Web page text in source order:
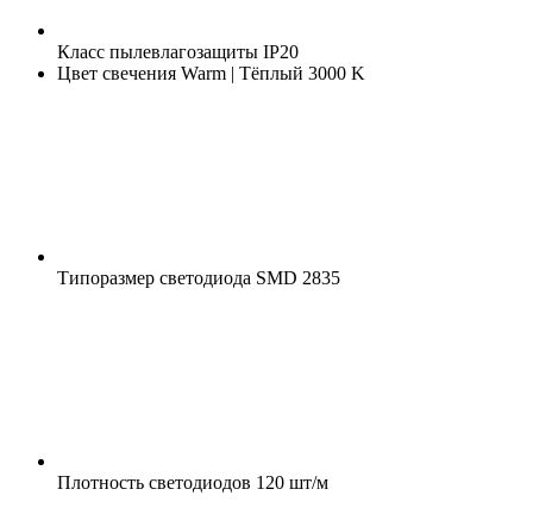
Класс пылевлагозащиты IP20
Цвет свечения Warm | Тёплый 3000 K
Типоразмер светодиода SMD 2835
Плотность светодиодов 120 шт/м